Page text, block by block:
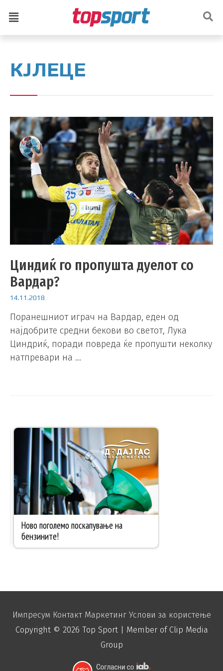
КЈЛЕЦЕ
Циндиќ го пропушта дуелот со
Вардар?
14.11.2018
Поранешниот играч на Вардар, еден од
најдобрите средни бекови во светот, Лука
Циндриќ, поради повреда ќе пропушти неколку
натпревари на …
Импресум Контакт Маркетинг Услови за користење
Copyright © 2026 Top Sport| Member of Clip Media
Group